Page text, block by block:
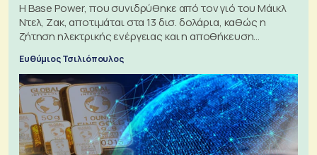
Η Base Power, που συνιδρύθηκε από τον γιό του Μάικλ
Ντελ, Ζακ, αποτιμάται στα 13 δισ. δολάρια, καθώς η
ζήτηση ηλεκτρικής ενέργειας και η αποθήκευση
μπαταριών αυξάνονται
Ευθύμιος Τσιλιόπουλος